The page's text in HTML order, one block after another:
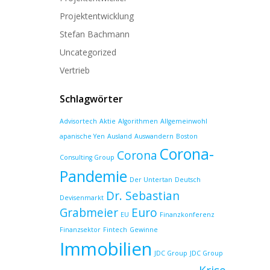
Projektentwicklung
Stefan Bachmann
Uncategorized
Vertrieb
Schlagwörter
Advisortech Aktie Algorithmen Allgemeinwohl
apanische Yen Ausland Auswandern Boston
Consulting Group Corona Corona-
Pandemie Der Untertan Deutsch
Devisenmarkt Dr. Sebastian
Grabmeier EU Euro Finanzkonferenz
Finanzsektor Fintech Gewinne
Immobilien JDC Group JDC Group